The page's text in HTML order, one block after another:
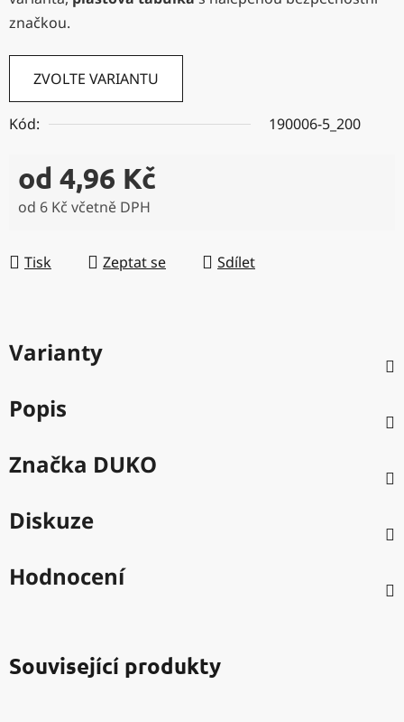
značkou.
ZVOLTE VARIANTU
Kód: 190006-5_200
od 4,96 Kč
od 6 Kč včetně DPH
Tisk
Zeptat se Sdílet
Varianty
Popis
Značka DUKO
Diskuze
Hodnocení
Související produkty